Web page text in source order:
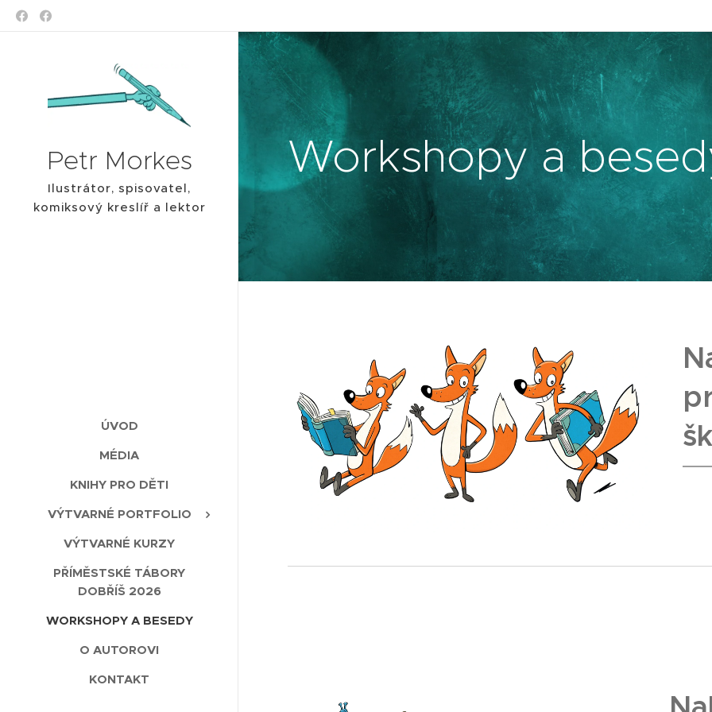
Petr Morkes
Ilustrátor, spisovatel,
komiksový kreslíř a lektor
ÚVOD
MÉDIA
KNIHY PRO DĚTI
VÝTVARNÉ PORTFOLIO
VÝTVARNÉ KURZY
PŘÍMĚSTSKÉ TÁBORY
DOBŘÍŠ 2026
WORKSHOPY A BESEDY
O AUTOROVI
KONTAKT
Workshopy a